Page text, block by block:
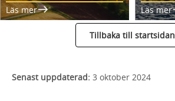
Läs mer Läs mer
Tillbaka till startsidan
Senast uppdaterad: 3 oktober 2024